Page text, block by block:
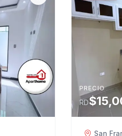
PRECIO
RD
San